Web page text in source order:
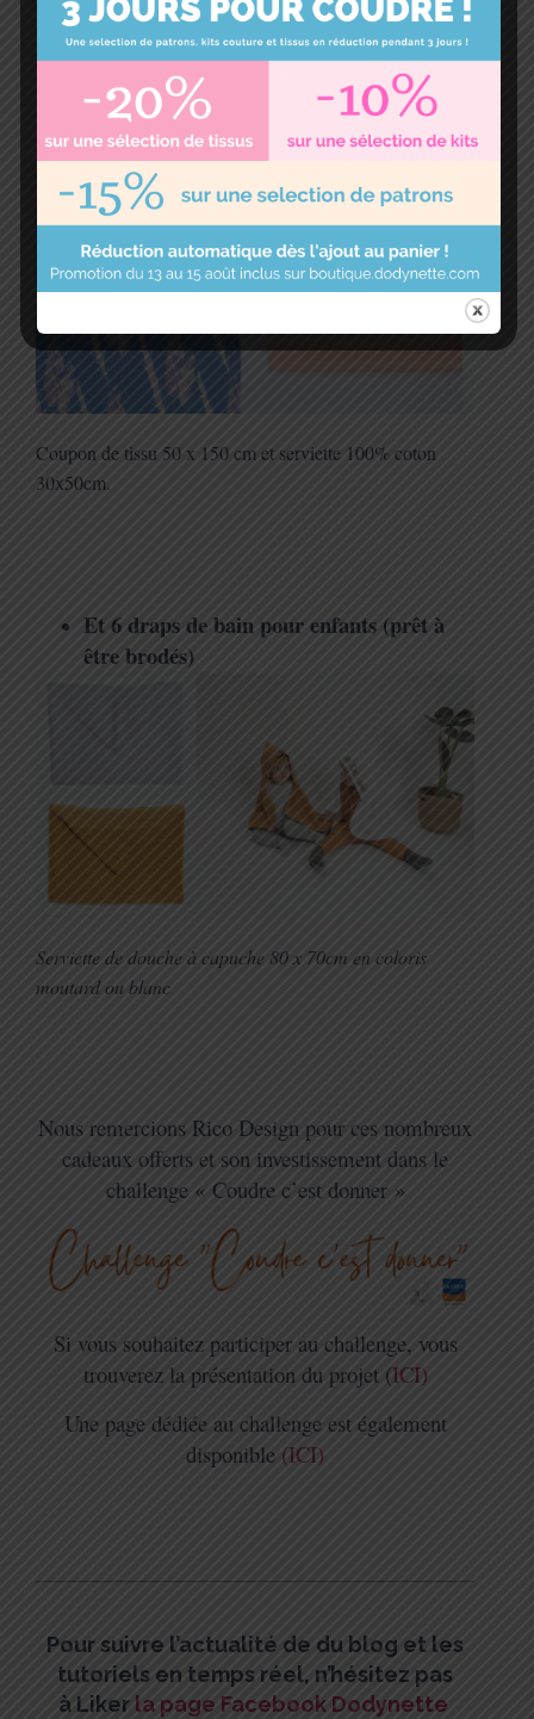
14 lots de cadeaux composés d’un coupon
de tissu et d’une serviette invité pour
créer une jolie serviette
Coupon de tissu 50 x 150 cm et serviette 100% coton
30x50cm.
Et 6 draps de bain pour enfants (prêt à
être brodés)
Serviette de douche à capuche 80 x 70cm en coloris
moutard ou blanc
Nous remercions Rico Design pour ces nombreux
cadeaux offerts et son investissement dans le
challenge « Coudre c’est donner »
Si vous souhaitez participer au challenge, vous
trouverez la présentation du projet (ICI)
Une page dédiée au challenge est également
disponible (ICI)
Pour suivre l’actualité de du blog et les
tutoriels en temps réel, n’hésitez pas
àLiker la page Facebook Dodynette